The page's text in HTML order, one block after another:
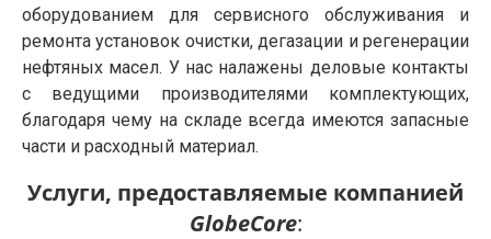
оборудованием для сервисного обслуживания и
ремонта установок очистки, дегазации и регенерации
нефтяных масел. У нас налажены деловые контакты
с ведущими производителями комплектующих,
благодаря чему на складе всегда имеются запасные
части и расходный материал.
Услуги, предоставляемые компанией
GlobeCore: